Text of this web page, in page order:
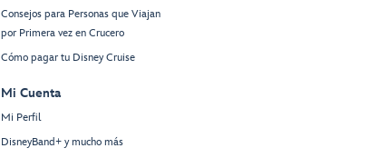
Consejos para Personas que Viajan
por Primera vez en Crucero
Cómo pagar tu Disney Cruise
Mi Cuenta
Mi Perfil
DisneyBand+ y mucho más